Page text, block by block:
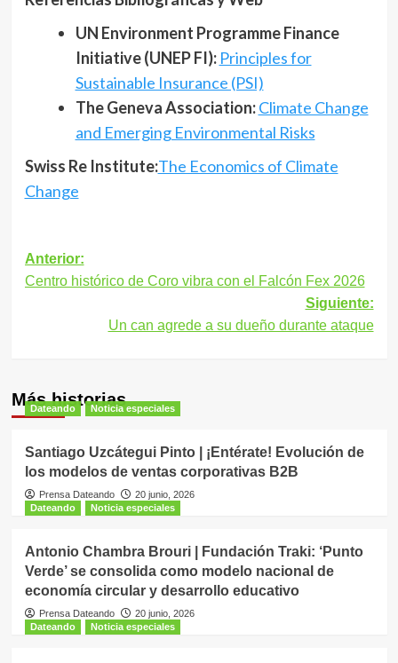
UN Environment Programme Finance
Initiative (UNEP FI): Principles for
Sustainable Insurance (PSI)
The Geneva Association: Climate Change
and Emerging Environmental Risks
Swiss Re Institute:The Economics of Climate
Change
Navegación
de
entradas
Anterior:
Centro histórico de Coro vibra con el Falcón Fex 2026
Siguiente:
Un can agrede a su dueño durante ataque
Más historias
Dateando Noticia especiales
Santiago Uzcátegui Pinto | ¡Entérate! Evolución de
los modelos de ventas corporativas B2B
Prensa Dateando
20 junio, 2026
Dateando
Noticia especiales
Antonio Chambra Brouri | Fundación Traki: ‘Punto
Verde’ se consolida como modelo nacional de
economía circular y desarrollo educativo
Prensa Dateando
20 junio, 2026
Dateando
Noticia especiales